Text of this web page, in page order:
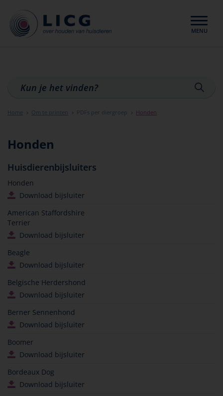
MENU
Home Om te printen PDFs per diergroep Honden
Honden
Huisdierenbijsluiters
Honden
Download bijsluiter
American Staffordshire
Terrier
Download bijsluiter
Beagle
Download bijsluiter
Belgische Herdershond
Download bijsluiter
Berner Sennenhond
Download bijsluiter
Boomer
Download bijsluiter
Bordeaux Dog
Download bijsluiter